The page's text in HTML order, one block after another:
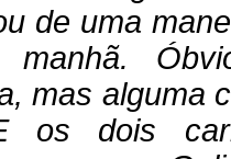
de uma
manhã.
mas alguma
os dois